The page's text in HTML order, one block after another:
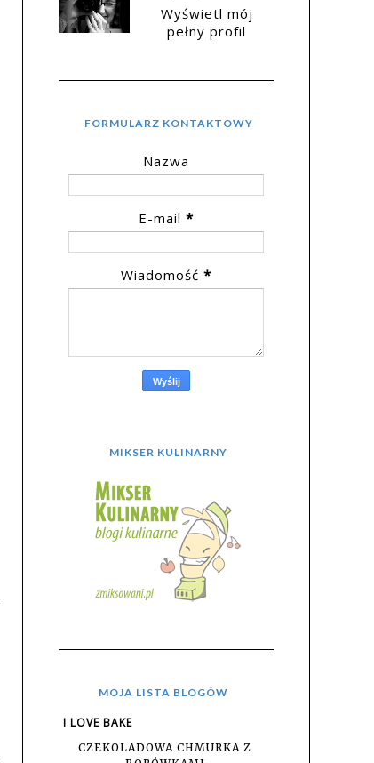
Wyświetl mój
pełny profil
FORMULARZ KONTAKTOWY
Nazwa
E-mail *
Wiadomość *
MIKSER KULINARNY
MOJA LISTA BLOGÓW
I LOVE BAKE
CZEKOLADOWA CHMURKA Z